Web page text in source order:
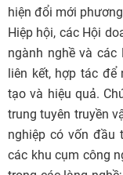
hiện đổi mới
Hiệp hội, các Hội
ngành nghề và
liên kết, hợp tác để
tạo và hiệu quả.
trung tuyên truyền
nghiệp có vốn đầu
các khu cụm công